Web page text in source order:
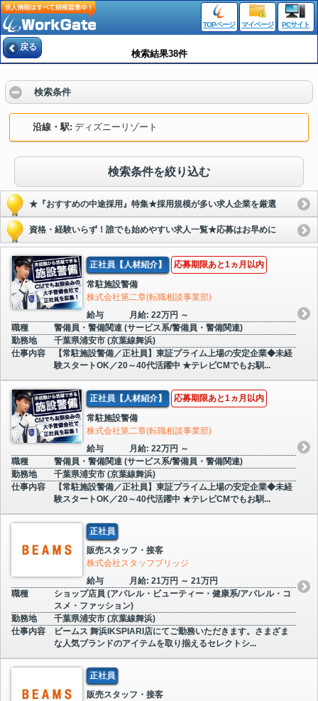
TOPページ マイページ PCサイト
戻る
検索結果38件
検索条件
沿線・駅 ディズニーリゾート
検索条件を絞り込む
★『おすすめの中途採用』特集★採用規模が多い求人企業を厳選
資格・経験いらず！誰でも始めやすい求人一覧★応募はお早めに
正社員【人材紹介】 応募期限あと1ヵ月以内
常駐施設警備
株式会社第二章(転職相談事業部)
給与
月給: 22万円 ～
職種
警備員・警備関連 (サービス系/警備員・警備関連)
勤務地
千葉県浦安市 (京葉線舞浜)
仕事内容
【常駐施設警備／正社員】東証プライム上場の安定企業◆未経
験スタートOK／20～40代活躍中 ★テレビCMでもお馴...
正社員【人材紹介】 応募期限あと1ヵ月以内
常駐施設警備
株式会社第二章(転職相談事業部)
給与
月給: 22万円 ～
職種
警備員・警備関連 (サービス系/警備員・警備関連)
勤務地
千葉県浦安市 (京葉線舞浜)
仕事内容
【常駐施設警備／正社員】東証プライム上場の安定企業◆未経
験スタートOK／20～40代活躍中 ★テレビCMでもお馴...
正社員
販売スタッフ・接客
株式会社スタッフブリッジ
給与
月給: 21万円 ～ 21万円
職種
ショップ店員 (アパレル・ビューティー・健康系/アパレル・コ
スメ・ファッション)
勤務地
千葉県浦安市 (京葉線舞浜)
仕事内容
ビームス 舞浜IKSPIARI店にてご勤務いただきます。さまざま
な人気ブランドのアイテムを取り揃えるセレクトシ...
正社員
販売スタッフ・接客